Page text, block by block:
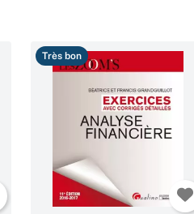
Très bon